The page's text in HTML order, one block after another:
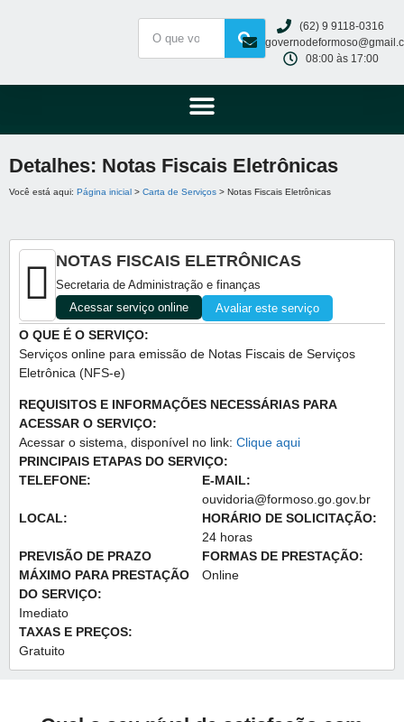
(62) 9 9118-0316
08:00 às 17:00
Detalhes: Notas Fiscais Eletrônicas
Você está aqui: Página inicial > Carta de Serviços > Notas Fiscais Eletrônicas
NOTAS FISCAIS ELETRÔNICAS
Secretaria de Administração e finanças
Acessar serviço online
Avaliar este serviço
O QUE É O SERVIÇO:
Serviços online para emissão de Notas Fiscais de Serviços
Eletrônica (NFS-e)
REQUISITOS E INFORMAÇÕES NECESSÁRIAS PARA
ACESSAR O SERVIÇO:
Acessar o sistema, disponível no link: Clique aqui
PRINCIPAIS ETAPAS DO SERVIÇO:
TELEFONE:
E-MAIL:
ouvidoria@formoso.go.gov.br
LOCAL:
HORÁRIO DE SOLICITAÇÃO:
24 horas
PREVISÃO DE PRAZO
MÁXIMO PARA PRESTAÇÃO
DO SERVIÇO:
Imediato
FORMAS DE PRESTAÇÃO:
Online
TAXAS E PREÇOS:
Gratuito